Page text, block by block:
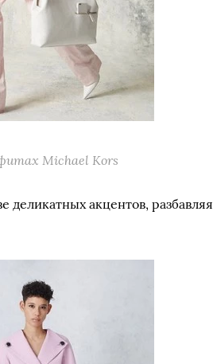
Michael Kors
деликатных акцентов, разбавляя